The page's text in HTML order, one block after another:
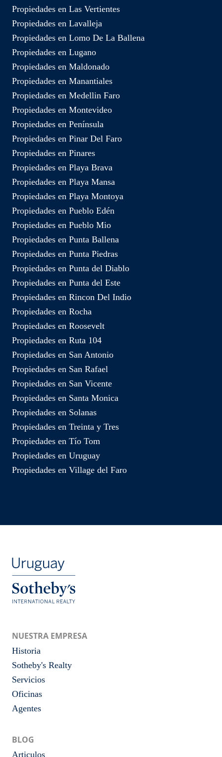
Propiedades en Las Vertientes
Propiedades en Lavalleja
Propiedades en Lomo De La Ballena
Propiedades en Lugano
Propiedades en Maldonado
Propiedades en Manantiales
Propiedades en Medellin Faro
Propiedades en Montevideo
Propiedades en Península
Propiedades en Pinar Del Faro
Propiedades en Pinares
Propiedades en Playa Brava
Propiedades en Playa Mansa
Propiedades en Playa Montoya
Propiedades en Pueblo Edén
Propiedades en Pueblo Mio
Propiedades en Punta Ballena
Propiedades en Punta Piedras
Propiedades en Punta del Diablo
Propiedades en Punta del Este
Propiedades en Rincon Del Indio
Propiedades en Rocha
Propiedades en Roosevelt
Propiedades en Ruta 104
Propiedades en San Antonio
Propiedades en San Rafael
Propiedades en San Vicente
Propiedades en Santa Monica
Propiedades en Solanas
Propiedades en Treinta y Tres
Propiedades en Tío Tom
Propiedades en Uruguay
Propiedades en Village del Faro
NUESTRA EMPRESA
Historia
Sotheby's Realty
Servicios
Oficinas
Agentes
BLOG
Articulos